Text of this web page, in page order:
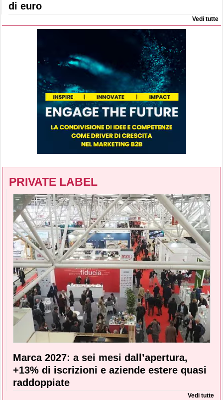
di euro
Vedi tutte
PRIVATE LABEL
Marca 2027: a sei mesi dall’apertura,
+13% di iscrizioni e aziende estere quasi
raddoppiate
Vedi tutte